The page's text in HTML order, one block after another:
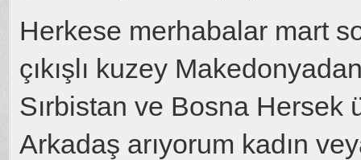
Herkese merhabalar mart
çıkışlı kuzey
Sırbistan ve Bosna
Arkadaş arıyorum kadın